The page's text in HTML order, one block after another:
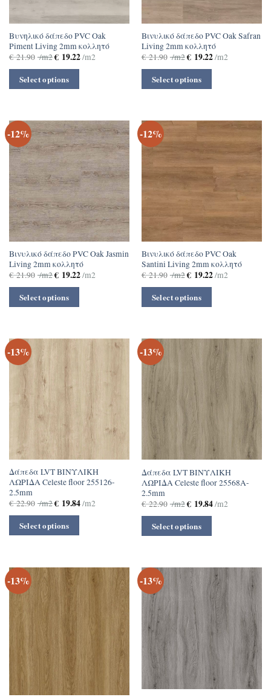
Βυνηλικό δάπεδο PVC Oak
Piment Living 2mm κολλητό
€21.90 /m2€19.22/m2
Select options
Βινυλικό δάπεδο PVC Oak Safran
Living 2mm κολλητό
€21.90 /m2€19.22/m2
Select options
-12%
Βινυλικό δάπεδο PVC Oak Jasmin
Living 2mm κολλητό
€21.90 /m2€19.22/m2
Select options
-12%
Βινυλικό δάπεδο PVC Oak
Santini Living 2mm κολλητό
€21.90 /m2€19.22/m2
Select options
-13%
Δάπεδα LVT ΒΙΝΥΛΙΚΗ
ΛΩΡΙΔΑ Celeste floor 255126-
2.5mm
€22.90 /m2€19.84/m2
Select options
-13%
Δάπεδα LVT ΒΙΝΥΛΙΚΗ
ΛΩΡΙΔΑ Celeste floor 25568A-
2.5mm
€22.90 /m2€19.84/m2
Select options
-13% -13%